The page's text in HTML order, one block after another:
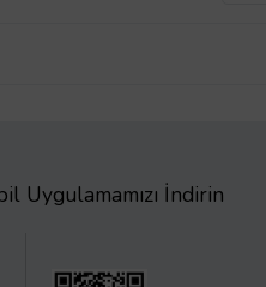
Uygulamamızı İndirin